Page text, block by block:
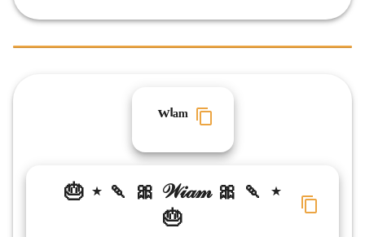
ᵂⁱᵃᵐ
🎂 ⋆ 🍡 🎀 𝒲𝒾𝒶𝓂 🎀 🍡 ⋆
🎂